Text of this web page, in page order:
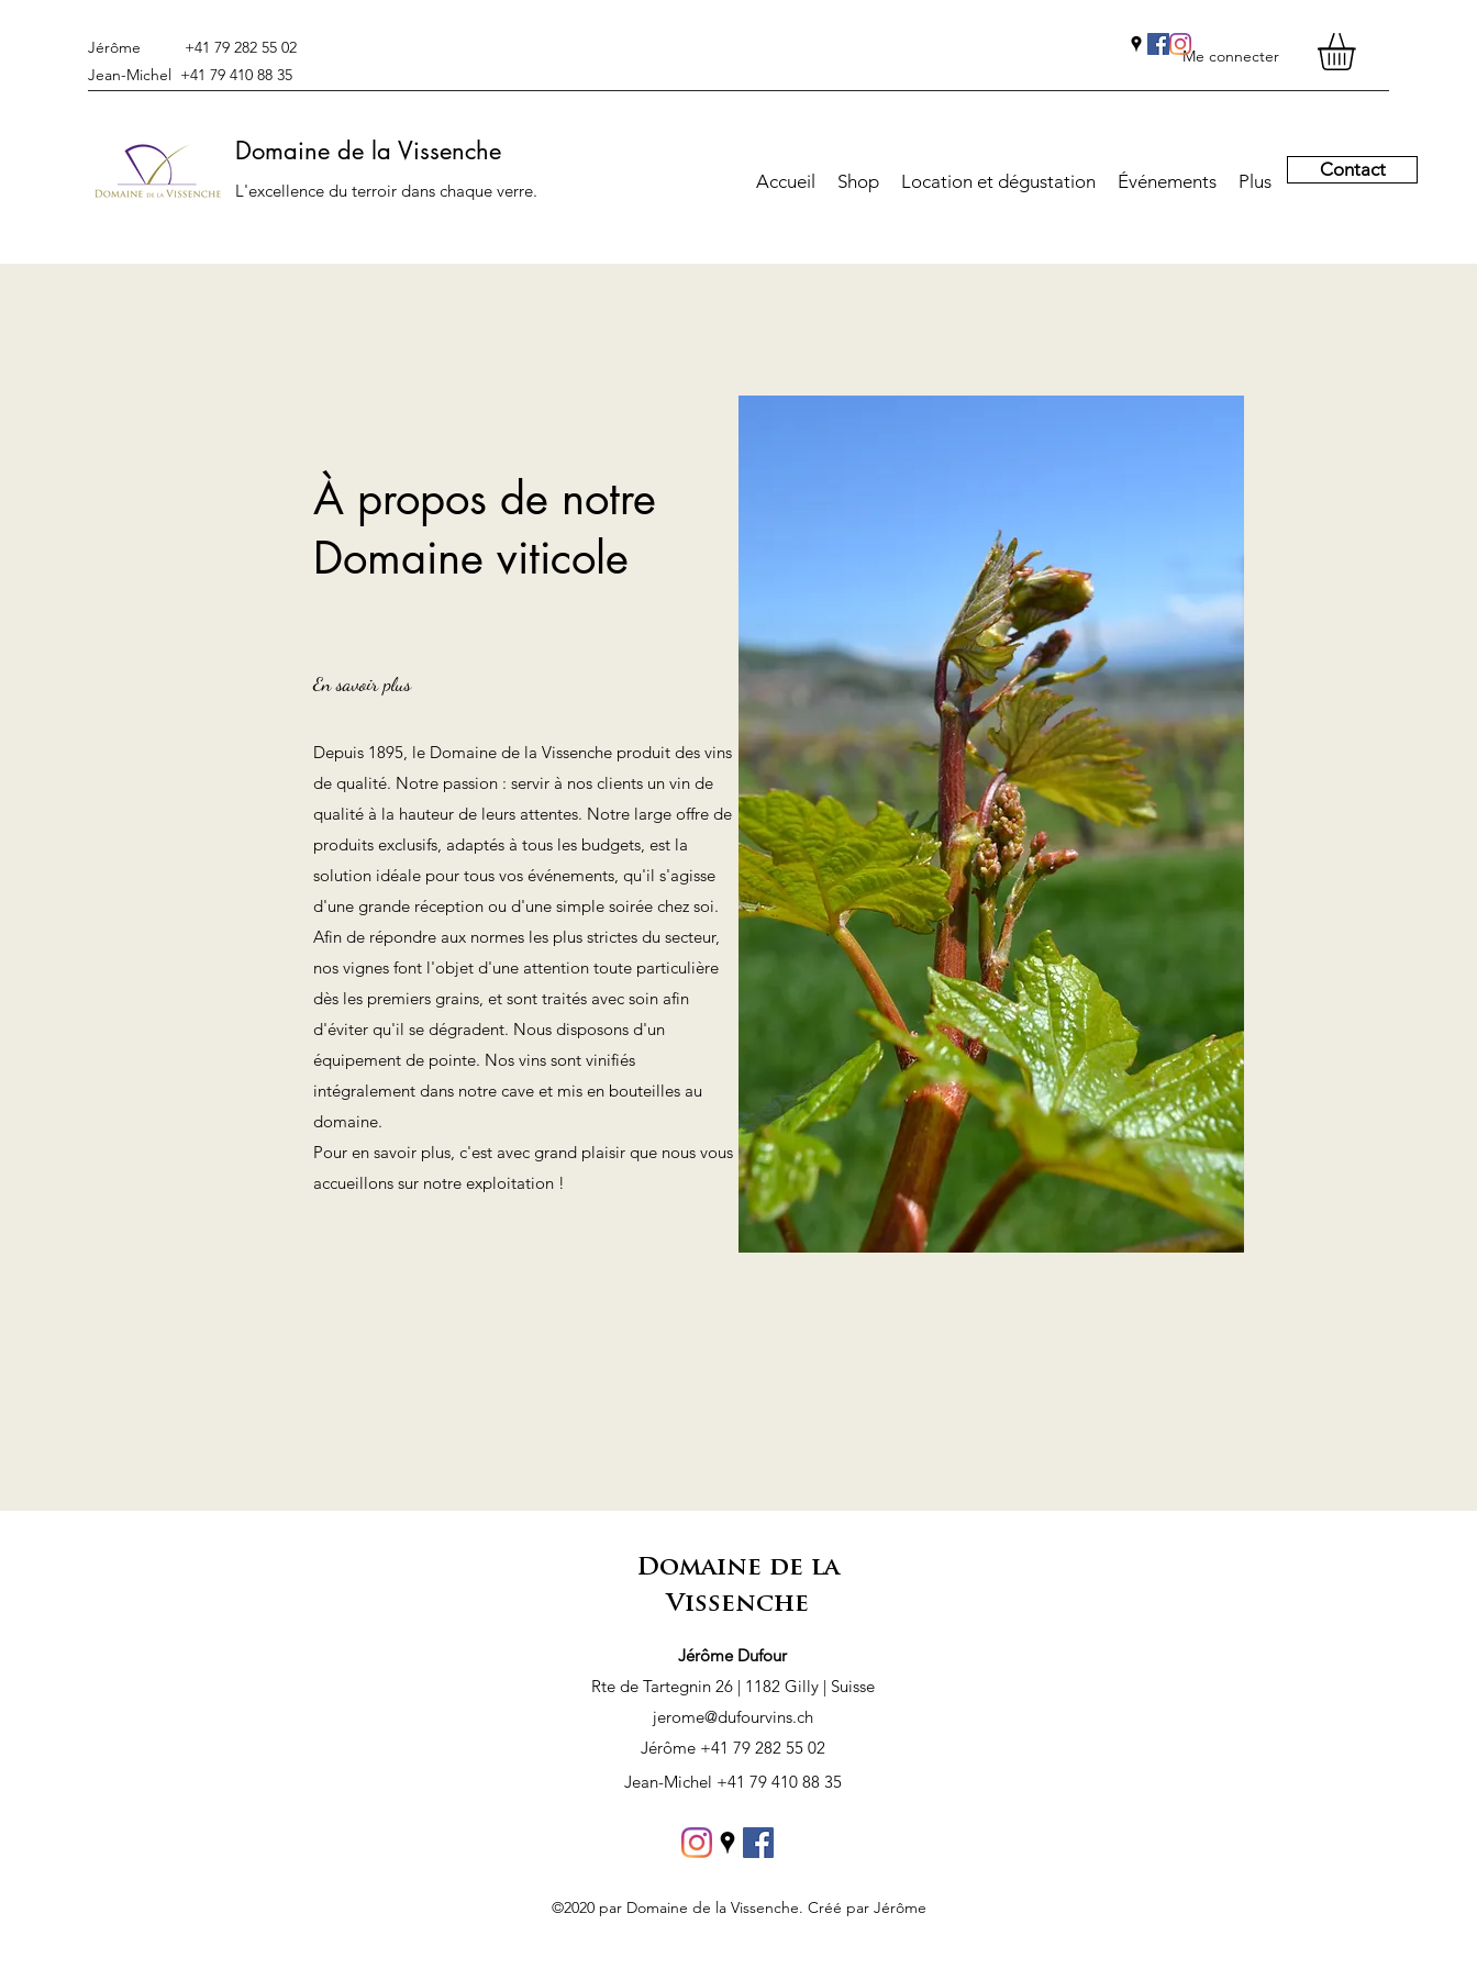
Me connecter
Jérôme +41 79 282 55 02
Jean-Michel +41 79 410 88 35
Domaine de la Vissenche
L'excellence du terroir dans chaque verre. Accueil Shop Location et dégustation Événements Plus
Contact
À propos de notre
Domaine viticole
En savoir plus
Depuis 1895, le Domaine de la Vissenche produit des vins
de qualité. Notre passion : servir à nos clients un vin de
qualité à la hauteur de leurs attentes. Notre large offre de
produits exclusifs, adaptés à tous les budgets, est la
solution idéale pour tous vos événements, qu'il s'agisse
d'une grande réception ou d'une simple soirée chez soi.
Afin de répondre aux normes les plus strictes du secteur,
nos vignes font l'objet d'une attention toute particulière
dès les premiers grains, et sont traités avec soin afin
d'éviter qu'il se dégradent. Nous disposons d'un
équipement de pointe. Nos vins sont vinifiés
intégralement dans notre cave et mis en bouteilles au
domaine.
Pour en savoir plus, c'est avec grand plaisir que nous vous
accueillons sur notre exploitation !
Domaine de la
Vissenche
Jérôme Dufour
Rte de Tartegnin 26 | 1182 Gilly | Suisse
jerome@dufourvins.ch
Jérôme +41 79 282 55 02
Jean-Michel +41 79 410 88 35
©2020 par Domaine de la Vissenche. Créé par Jérôme